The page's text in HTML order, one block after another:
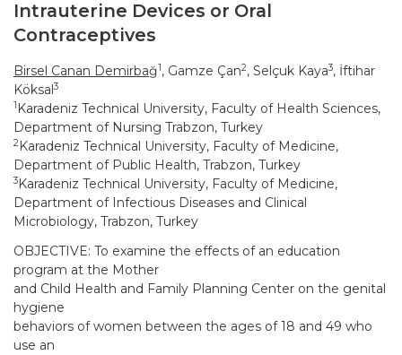
Intrauterine Devices or Oral
Contraceptives
Birsel Canan Demirbağ1, Gamze Çan2, Selçuk Kaya3, İftihar
Köksal3
1 Karadeniz Technical University, Faculty of Health Sciences,
Department of Nursing Trabzon, Turkey
2Karadeniz Technical University, Faculty of Medicine,
Department of Public Health, Trabzon, Turkey
3Karadeniz Technical University, Faculty of Medicine,
Department of Infectious Diseases and Clinical
Microbiology, Trabzon, Turkey
OBJECTIVE: To examine the effects of an education
program at the Mother
and Child Health and Family Planning Center on the genital
hygiene
behaviors of women between the ages of 18 and 49 who
use an